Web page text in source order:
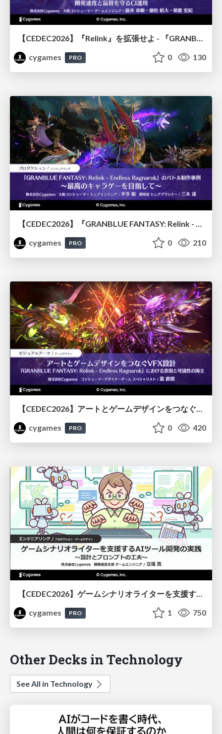
【CEDEC2026】『Relink』を拡張せよ - 『GRANBLUE FANTASY: Relink - Endless Ragnarok』の開発速度と品質を守るCI運用
cygames
PRO 0 130
cygames
PRO 0 210
【CEDEC2026】アートとゲームデザインをつなぐVFX設計『GRANBLUE FANTASY: Relink - Endless Ragnarok』における表現と可読性の両立
cygames
PRO 0 420
【CEDEC2026】ゲームシナリオライターを支援するAIツール開発の実践 ― 設計とプロンプトの工夫 ―
cygames
PRO 1 750
Other Decks in Technology
See All in Technology